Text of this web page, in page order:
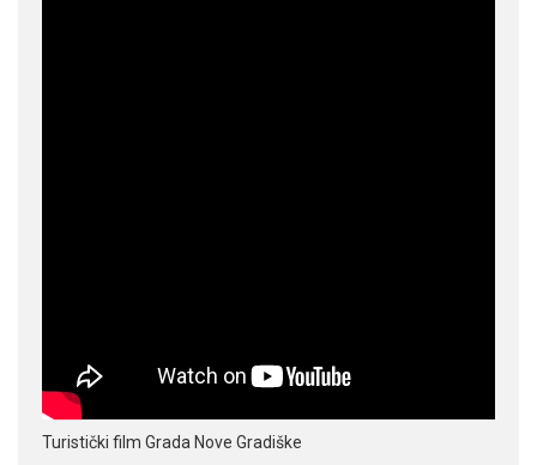
Turistički film Grada Nove Gradiške